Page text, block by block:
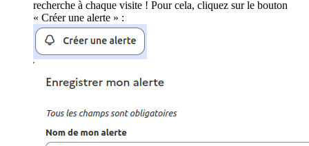
recherche à chaque visite ! Pour cela, cliquez sur le bouton
« Créer une alerte » :